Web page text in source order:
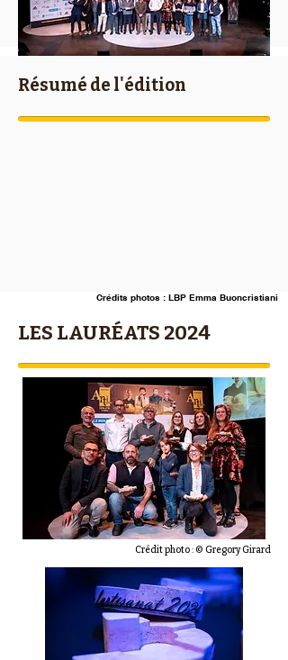
Résumé de l'édition
Crédits photos : LBP Emma Buoncristiani
LES LAURÉATS 2024
Crédit photo : © Gregory Girard